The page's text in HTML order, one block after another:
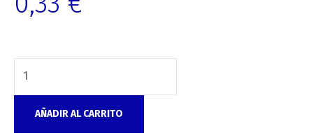
AÑADIR AL CARRITO